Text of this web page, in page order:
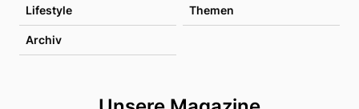
Lifestyle Themen
Archiv